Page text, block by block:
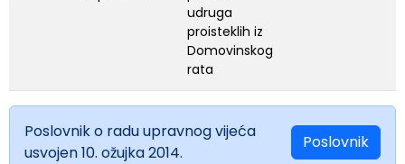
udruga
proisteklih iz
Domovinskog
rata
Poslovnik o radu upravnog vijeća
usvojen 10. ožujka 2014.
Poslovnik